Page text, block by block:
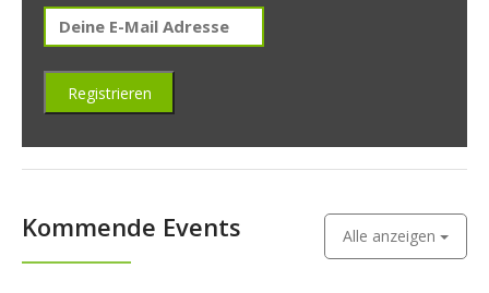
Kommende Events Alle anzeigen